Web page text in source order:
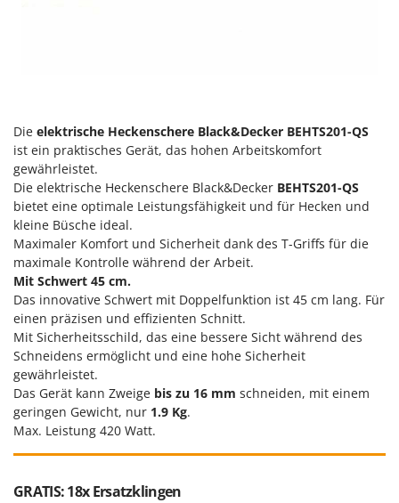
Die elektrische Heckenschere Black&Decker BEHTS201-QS
ist ein praktisches Gerät, das hohen Arbeitskomfort
gewährleistet.
Die elektrische Heckenschere Black&Decker BEHTS201-QS
bietet eine optimale Leistungsfähigkeit und für Hecken und
kleine Büsche ideal.
Maximaler Komfort und Sicherheit dank des T-Griffs für die
maximale Kontrolle während der Arbeit.
Mit Schwert 45 cm.
Das innovative Schwert mit Doppelfunktion ist 45 cm lang. Für
einen präzisen und effizienten Schnitt.
Mit Sicherheitsschild, das eine bessere Sicht während des
Schneidens ermöglicht und eine hohe Sicherheit
gewährleistet.
Das Gerät kann Zweige bis zu 16 mm schneiden, mit einem
geringen Gewicht, nur 1.9 Kg.
Max. Leistung 420 Watt.
GRATIS: 18x Ersatzklingen